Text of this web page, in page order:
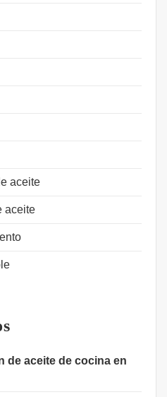
aceite
aceite
de aceite de cocina en